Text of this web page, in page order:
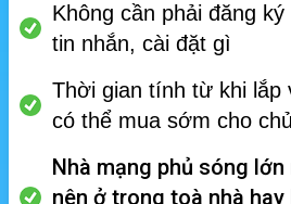
Không cần phải đăng
tin nhắn, cài đặt gì
Thời gian tính từ khi lắp
có thể mua sớm cho
Nhà mạng phủ sóng
nên ở trong toà nhà